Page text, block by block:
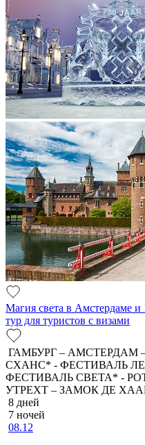
Магия света в Амстердаме
тур для туристов с визами
ГАМБУРГ – АМСТЕРДАМ
СХАНС* - ФЕСТИВАЛЬ
ФЕСТИВАЛЬ СВЕТА* -
УТРЕХТ – ЗАМОК ДЕ
8 дней
7 ночей
08.12